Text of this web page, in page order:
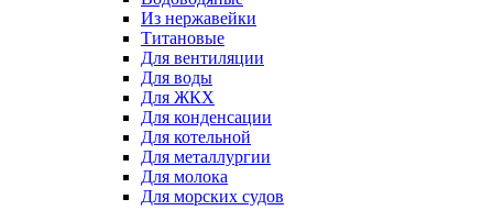
Из нержавейки
Титановые
Для вентиляции
Для воды
Для ЖКХ
Для конденсации
Для котельной
Для металлургии
Для молока
Для морских судов